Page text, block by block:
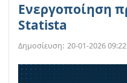
Ενεργοποίηση
Statista
Δημοσίευση: 20-01-2026 09:22